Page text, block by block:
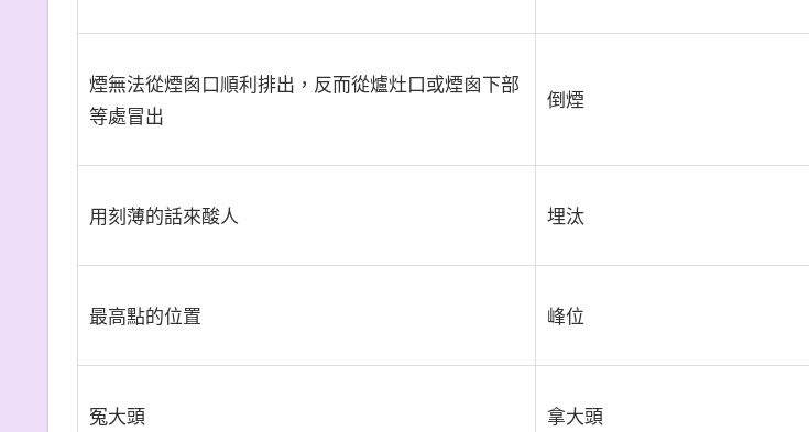
煙無法從煙囪口順利排出，反而從爐灶口或煙囪下部
等處冒出
倒煙
用刻薄的話來酸人 埋汰
最高點的位置 峰位
冤大頭 拿大頭